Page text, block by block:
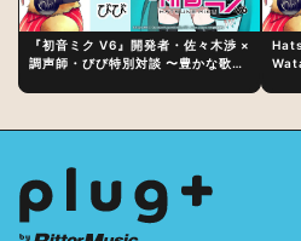
『初音ミク V6』開発者・佐々木渉 ×
調声師・びび特別対談 〜豊かな歌声
for